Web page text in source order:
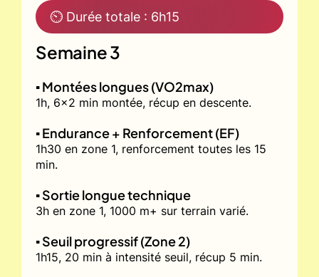
⏲ Durée totale : 6h15
Semaine 3
▪️ Montées longues (VO2max)
1h, 6x2 min montée, récup en descente.
▪️ Endurance + Renforcement (EF)
1h30 en zone 1, renforcement toutes les 15
min.
▪️ Sortie longue technique
3h en zone 1, 1000 m+ sur terrain varié.
▪️ Seuil progressif (Zone 2)
1h15, 20 min à intensité seuil, récup 5 min.